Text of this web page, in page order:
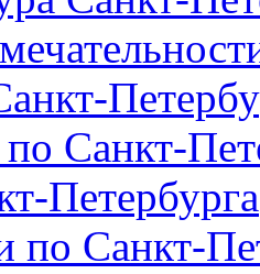
Санкт-
Петербурга
по Санкт-